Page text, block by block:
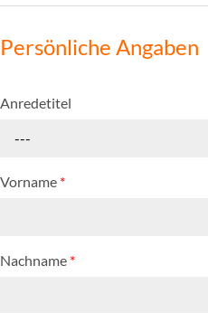
Persönliche Angaben
Anredetitel
---
Vorname *
Nachname *